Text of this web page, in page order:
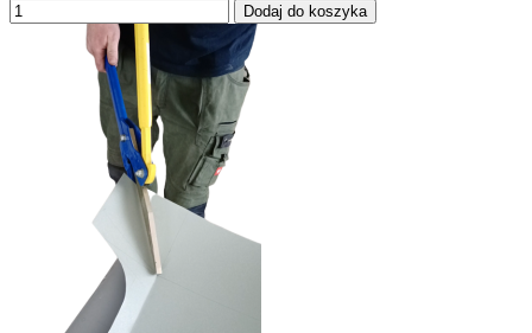
Dodaj do koszyka